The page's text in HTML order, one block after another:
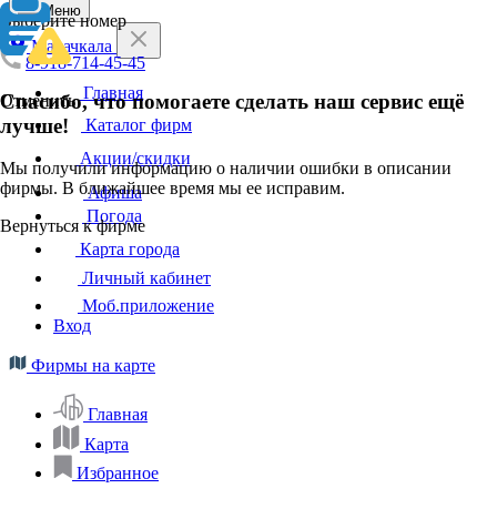
Выберите номер
8-918-714-45-45
Отменить
Спасибо, что помогаете сделать наш сервис ещё
лучше!
Мы получили информацию о наличии ошибки в описании
фирмы. В ближайшее время мы ее исправим.
Вернуться к фирме
Меню
Махачкала
Главная
Каталог фирм
Акции/скидки
Афиша
Погода
Карта города
Личный кабинет
Моб.приложение
Вход
Фирмы на карте
Главная
Карта
Избранное